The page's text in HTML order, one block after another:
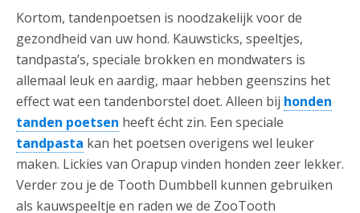
Kortom, tandenpoetsen is noodzakelijk voor de
gezondheid van uw hond. Kauwsticks, speeltjes,
tandpasta’s, speciale brokken en mondwaters is
allemaal leuk en aardig, maar hebben geenszins het
effect wat een tandenborstel doet. Alleen bij honden
tanden poetsen heeft écht zin. Een speciale
tandpasta kan het poetsen overigens wel leuker
maken. Lickies van Orapup vinden honden zeer lekker.
Verder zou je de Tooth Dumbbell kunnen gebruiken
als kauwspeeltje en raden we de ZooTooth